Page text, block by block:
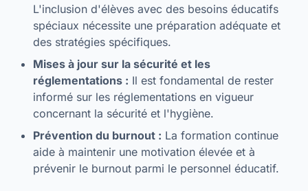
L'inclusion d'élèves avec des besoins éducatifs
spéciaux nécessite une préparation adéquate et
des stratégies spécifiques.
Mises à jour sur la sécurité et les
réglementations : Il est fondamental de rester
informé sur les réglementations en vigueur
concernant la sécurité et l'hygiène.
Prévention du burnout : La formation continue
aide à maintenir une motivation élevée et à
prévenir le burnout parmi le personnel éducatif.